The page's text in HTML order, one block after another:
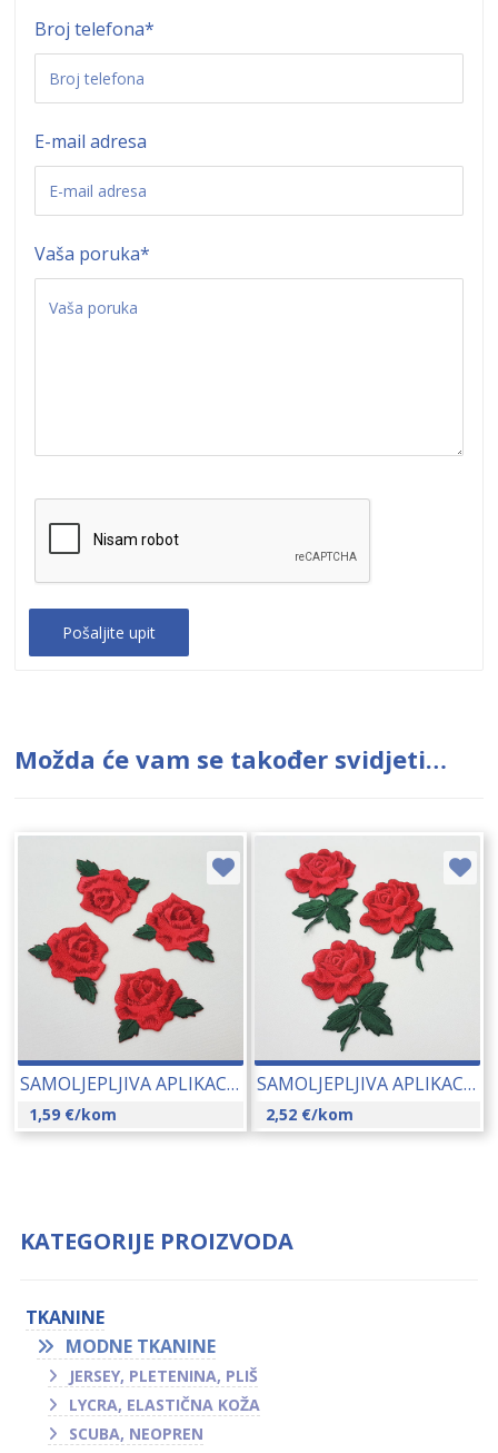
Broj telefona*
E-mail adresa
Vaša poruka*
Možda će vam se također svidjeti…
SAMOLJEPLJIVA APLIKACIJA RUŽA 4×5 CM 17184
1,59 €/kom
SAMOLJEPLJIVA APLIKACIJA RUŽA 8×5 CM 17185
2,52 €/kom
KATEGORIJE PROIZVODA
TKANINE
MODNE TKANINE
JERSEY, PLETENINA, PLIŠ
LYCRA, ELASTIČNA KOŽA
SCUBA, NEOPREN